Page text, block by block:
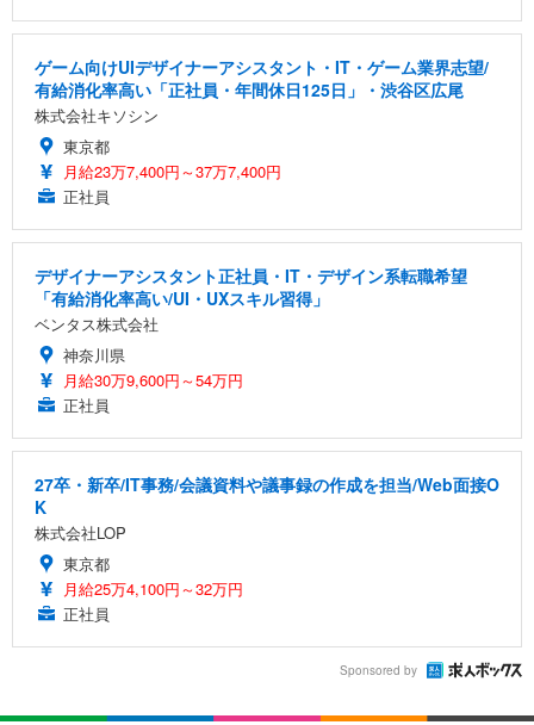
ゲーム向けUIデザイナーアシスタント・IT・ゲーム業界志望/
有給消化率高い「正社員・年間休日125日」・渋谷区広尾
株式会社キソシン
東京都
月給23万7,400円～37万7,400円
正社員
デザイナーアシスタント正社員・IT・デザイン系転職希望
「有給消化率高い/UI・UXスキル習得」
ベンタス株式会社
神奈川県
月給30万9,600円～54万円
正社員
27卒・新卒/IT事務/会議資料や議事録の作成を担当/Web面接O
K
株式会社LOP
東京都
月給25万4,100円～32万円
正社員
Sponsored by